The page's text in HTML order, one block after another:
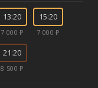
13:20
7 000 ₽
15:20
7 000 ₽
21:20
8 500 ₽